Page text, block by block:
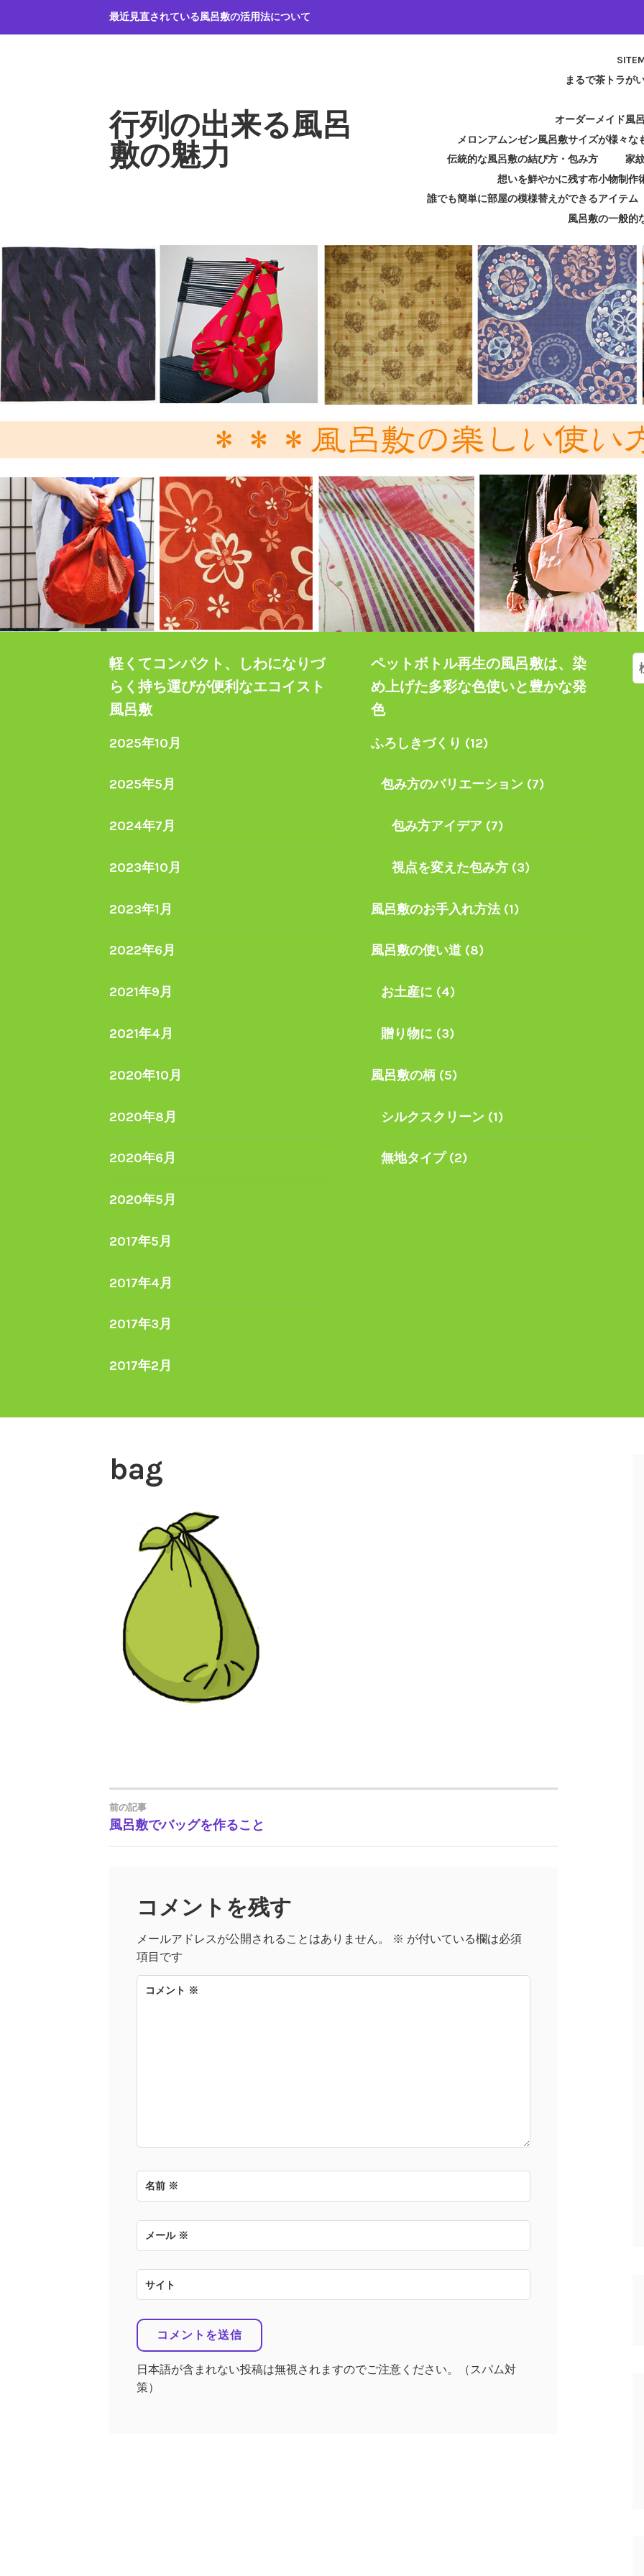
最近見直されている風呂敷の活用法について
行列の出来る風呂
敷の魅力
まるで茶トラが
オーダーメイド風
メロンアムンゼン風呂敷サイズが様々な
伝統的な風呂敷の結び方・包み方
家
想いを鮮やかに残す布小物制作
誰でも簡単に部屋の模様替えができるアイテム
風呂敷の一般的
軽くてコンパクト、しわになりづ
らく持ち運びが便利なエコイスト
風呂敷
2025年10月
2025年5月
2024年7月
2023年10月
2023年1月
2022年6月
2021年9月
2021年4月
2020年10月
2020年8月
2020年6月
2020年5月
2017年5月
2017年4月
2017年3月
2017年2月
ペットボトル再生の風呂敷は、染
め上げた多彩な色使いと豊かな発
色
ふろしきづくり (12)
包み方のバリエーション (7)
包み方アイデア(7)
視点を変えた包み方(3)
風呂敷のお手入れ方法(1)
風呂敷の使い道 (8)
お土産に (4)
贈り物に (3)
風呂敷の柄 (5)
シルクスクリーン (1)
無地タイプ(2)
検
bag
投
稿
前の記事
風呂敷でバッグを作ること
コメントを残す
メールアドレスが公開されることはありません。 ※ が付いている欄は必須
項目です
コメント ※
名前 ※
メール ※
サイト
日本語が含まれない投稿は無視されますのでご注意ください。（スパム対
策）